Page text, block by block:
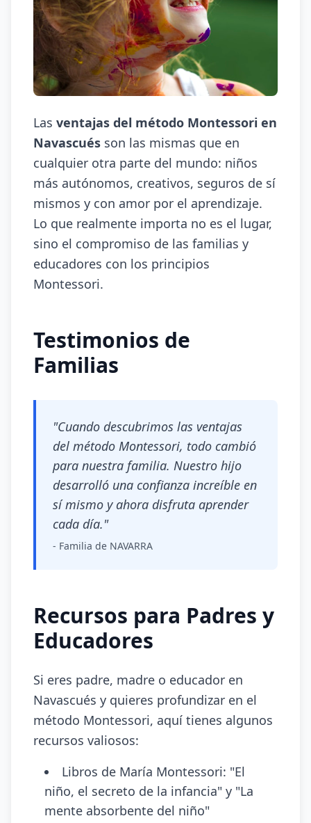
Las ventajas del método Montessori en
Navascués son las mismas que en
cualquier otra parte del mundo: niños
más autónomos, creativos, seguros de sí
mismos y con amor por el aprendizaje.
Lo que realmente importa no es el lugar,
sino el compromiso de las familias y
educadores con los principios
Montessori.
Testimonios de
Familias
"Cuando descubrimos las ventajas
del método Montessori, todo cambió
para nuestra familia. Nuestro hijo
desarrolló una confianza increíble en
sí mismo y ahora disfruta aprender
cada día."
- Familia de NAVARRA
Recursos para Padres y
Educadores
Si eres padre, madre o educador en
Navascués y quieres profundizar en el
método Montessori, aquí tienes algunos
recursos valiosos:
Libros de María Montessori: "El
niño, el secreto de la infancia" y "La
mente absorbente del niño"